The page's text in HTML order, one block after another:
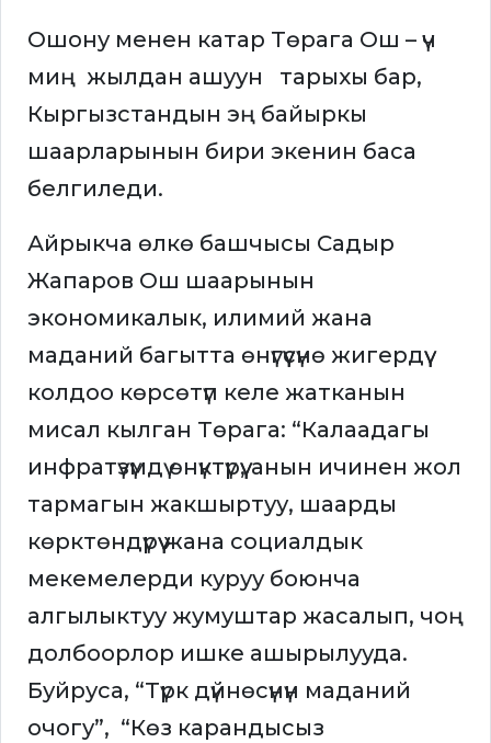
Ошону менен катар Төрага Ош – үч
миң жылдан ашуун тарыхы бар,
Кыргызстандын эң байыркы
шаарларынын бири экенин баса
белгиледи.
Айрыкча өлкө башчысы Садыр
Жапаров Ош шаарынын
экономикалык, илимий жана
маданий багытта өнүгүүсүнө жигердүү
колдоо көрсөтүп келе жатканын
мисал кылган Төрага: “Калаадагы
инфратүзүмдү өнүктүрүү, анын ичинен жол
тармагын жакшыртуу, шаарды
көрктөндүрүү жана социалдык
мекемелерди куруу боюнча
алгылыктуу жумуштар жасалып, чоң
долбоорлор ишке ашырылууда.
Буйруса, “Түрк дүйнөсүнүн маданий
очогу”, “Көз карандысыз